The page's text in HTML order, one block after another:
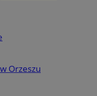
Orzeszu